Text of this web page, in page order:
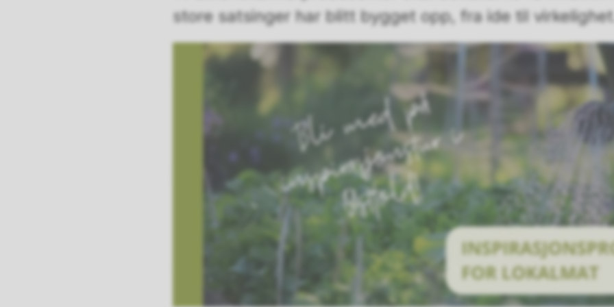
store satsinger har blitt bygget opp, fra ide til